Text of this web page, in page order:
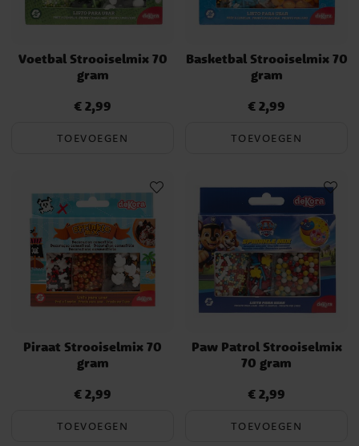
Voetbal Strooiselmix 70
gram
Prijs :€ 2,99
€ 2,99
TOEVOEGEN
Basketbal Strooiselmix 70
gram
Prijs :€ 2,99
€ 2,99
TOEVOEGEN
Piraat Strooiselmix 70
gram
Prijs :€ 2,99
€ 2,99
TOEVOEGEN
Paw Patrol Strooiselmix
70 gram
Prijs :€ 2,99
€ 2,99
TOEVOEGEN